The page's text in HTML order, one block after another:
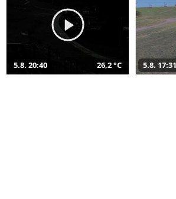
5.8. 20:40 26,2 °C 5.8. 17:31